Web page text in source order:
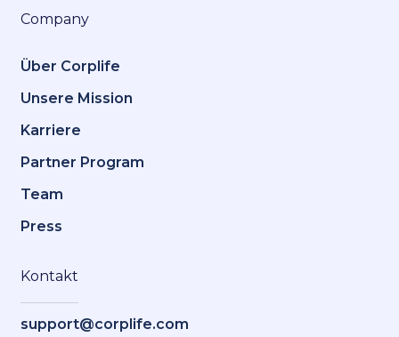
Company
Über Corplife
Unsere Mission
Karriere
Partner Program
Team
Press
Kontakt
support@corplife.com